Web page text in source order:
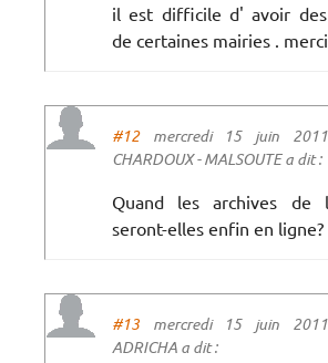
il est difficile d' avoir des
de certaines mairies . merci
#12mercredi 15 juin
CHARDOUX - MALSOUTE a dit :
Quand les archives de
seront-elles enfin en ligne?
#13 mercredi 15 juin
ADRICHA a dit :